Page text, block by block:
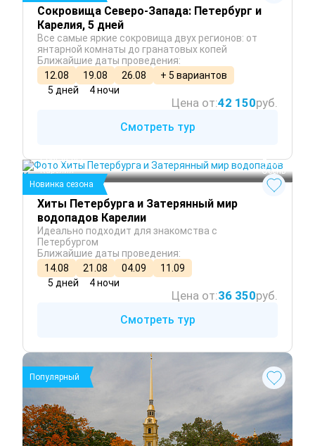
Сокровища Северо-Запада: Петербург и
Карелия, 5 дней
Все самые яркие сокровища двух регионов: от
янтарной комнаты до гранатовых копей
Ближайшие даты проведения:
12.08
19.08 26.08
+ 5 вариантов
5 дней
4 ночи
Цена от:42 150руб.
Смотреть тур
Сортавала
Карелия
Новинка сезона
Лето
Осень
Хиты Петербурга и Затерянный мир
водопадов Карелии
Идеально подходит для знакомства с
Петербургом
Ближайшие даты проведения:
14.08
21.08 04.09
11.09
5 дней
4 ночи
Цена от:36 350руб.
Смотреть тур
Популярный